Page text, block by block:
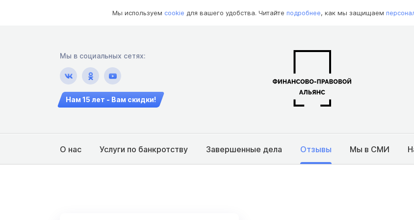
Мы используем cookie для вашего удобства. Читайте подробнее, как мы защищаем
Мы в социальных сетях:
Нам 15 лет - Вам скидки!
О нас Услуги по банкротству Завершенные дела Отзывы Мы в СМИ